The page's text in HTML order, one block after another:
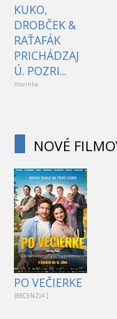
KUKO,
DROBČEK &
RAŤAFÁK
PRICHÁDZAJ
Ú. POZRI...
novinka
NOVÉ
PO VEČIERKE
[RECENZIA ]